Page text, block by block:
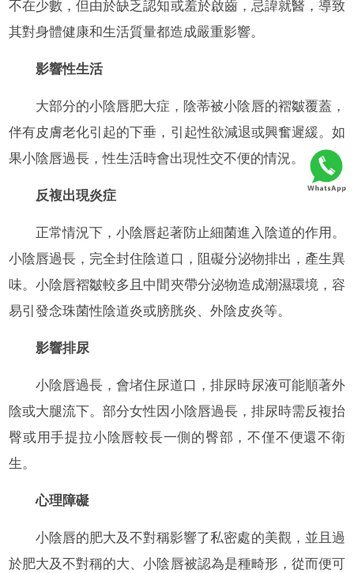
不在少數，但由於缺乏認知或羞於啟齒，忌諱就醫，導致
其對身體健康和生活質量都造成嚴重影響。
影響性生活
大部分的小陰唇肥大症，陰蒂被小陰唇的褶皺覆蓋，
伴有皮膚老化引起的下垂，引起性欲減退或興奮遲緩。如
果小陰唇過長，性生活時會出現性交不便的情況。
反複出現炎症
正常情況下，小陰唇起著防止細菌進入陰道的作用。
小陰唇過長，完全封住陰道口，阻礙分泌物排出，產生異
味。小陰唇褶皺較多且中間夾帶分泌物造成潮濕環境，容
易引發念珠菌性陰道炎或膀胱炎、外陰皮炎等。
影響排尿
小陰唇過長，會堵住尿道口，排尿時尿液可能順著外
陰或大腿流下。部分女性因小陰唇過長，排尿時需反複抬
臀或用手提拉小陰唇較長一側的臀部，不僅不便還不衛
生。
心理障礙
小陰唇的肥大及不對稱影響了私密處的美觀，並且過
於肥大及不對稱的大、小陰唇被認為是種畸形，從而便可